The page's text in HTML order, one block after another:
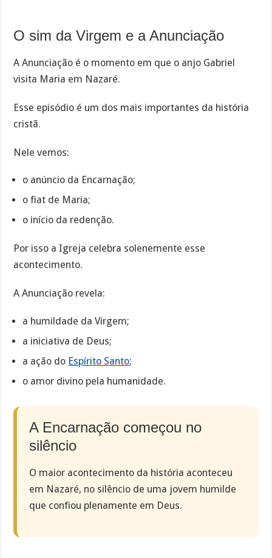
O sim da Virgem e a Anunciação
A Anunciação é o momento em que o anjo Gabriel
visita Maria em Nazaré.
Esse episódio é um dos mais importantes da história
cristã.
Nele vemos:
o anúncio da Encarnação;
o fiat de Maria;
o início da redenção.
Por isso a Igreja celebra solenemente esse
acontecimento.
A Anunciação revela:
a humildade da Virgem;
a iniciativa de Deus;
a ação do Espírito Santo;
o amor divino pela humanidade.
A Encarnação começou no
silêncio
O maior acontecimento da história aconteceu
em Nazaré, no silêncio de uma jovem humilde
que confiou plenamente em Deus.